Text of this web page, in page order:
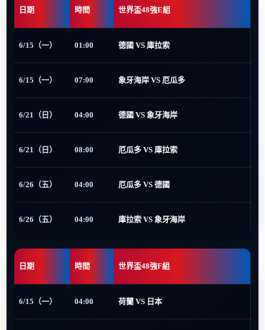
日期 時間 世界盃48強E組
6/15（一） 01:00 德國 VS 庫拉索
6/15（一） 07:00 象牙海岸 VS 厄瓜多
6/21（日） 04:00 德國 VS 象牙海岸
6/21（日） 08:00 厄瓜多 VS 庫拉索
6/26（五） 04:00 厄瓜多 VS 德國
6/26（五） 04:00 庫拉索 VS 象牙海岸
日期 時間 世界盃48強F組
6/15（一） 04:00 荷蘭 VS 日本